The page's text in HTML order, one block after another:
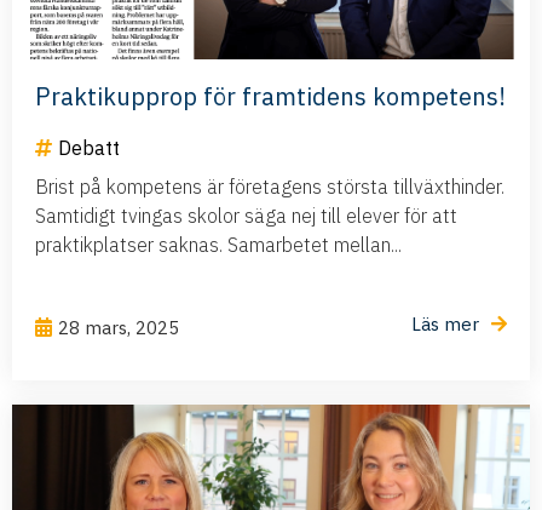
Praktikupprop för framtidens kompetens!
Debatt
Brist på kompetens är företagens största tillväxthinder.
Samtidigt tvingas skolor säga nej till elever för att
praktikplatser saknas. Samarbetet mellan...
28 mars, 2025 Läs mer